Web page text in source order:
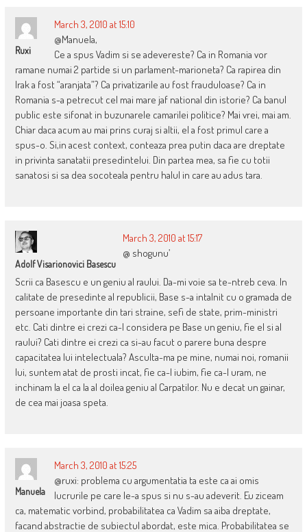
Ruxi
March 3, 2010 at 15:10
@Manuela,
Ce a spus Vadim si se adevereste? Ca in Romania vor
ramane numai 2 partide si un parlament-marioneta? Ca rapirea din
Irak a fost “aranjata”? Ca privatizarile au fost frauduloase? Ca in
Romania s-a petrecut cel mai mare jaf national din istorie? Ca banul
public este sifonat in buzunarele camarilei politice? Mai vrei, mai am.
Chiar daca acum au mai prins curaj si altii, el a fost primul care a
spus-o. Si,in acest context, conteaza prea putin daca are dreptate
in privinta sanatatii presedintelui. Din partea mea, sa fie cu totii
sanatosi si sa dea socoteala pentru halul in care au adus tara.
Adolf Visarionovici Basescu
March 3, 2010 at 15:17
@ shogunu’
Scrii ca Basescu e un geniu al raului. Da-mi voie sa te-ntreb ceva. In
calitate de presedinte al republicii, Base s-a intalnit cu o gramada de
persoane importante din tari straine, sefi de state, prim-ministri
etc. Cati dintre ei crezi ca-l considera pe Base un geniu, fie el si al
raului? Cati dintre ei crezi ca si-au facut o parere buna despre
capacitatea lui intelectuala? Asculta-ma pe mine, numai noi, romanii
lui, suntem atat de prosti incat, fie ca-l iubim, fie ca-l uram, ne
inchinam la el ca la al doilea geniu al Carpatilor. Nu e decat un gainar,
de cea mai joasa speta.
Manuela
March 3, 2010 at 15:25
@ruxi: problema cu argumentatia ta este ca ai omis
lucrurile pe care le-a spus si nu s-au adeverit. Eu ziceam
ca, matematic vorbind, probabilitatea ca Vadim sa aiba dreptate,
facand abstractie de subiectul abordat, este mica. Probabilitatea se